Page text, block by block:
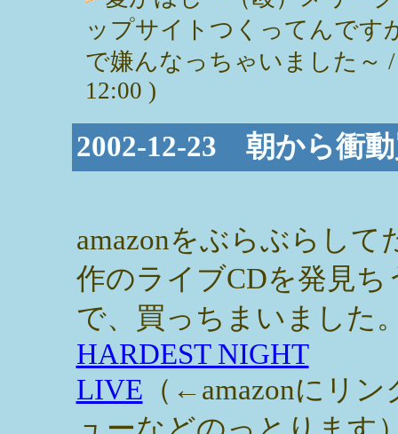
ップサイトつくってんです
で嫌んなっちゃいました～
12:00 )
2002-12-23 朝から衝
amazonをぶらぶらして
作のライブCDを発見ち
で、買っちまいました
HARDEST NIGHT
LIVE （←amazonにリ